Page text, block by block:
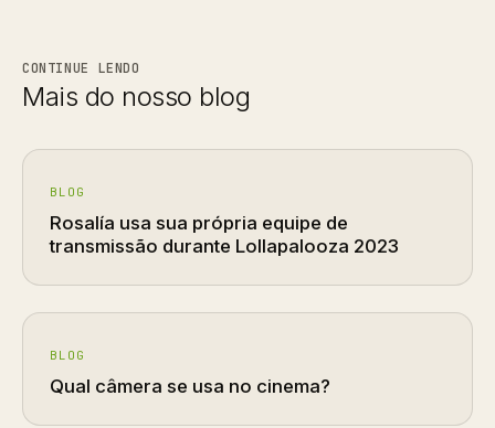
CONTINUE LENDO
Mais do nosso blog
BLOG
Rosalía usa sua própria equipe de
transmissão durante Lollapalooza 2023
BLOG
Qual câmera se usa no cinema?